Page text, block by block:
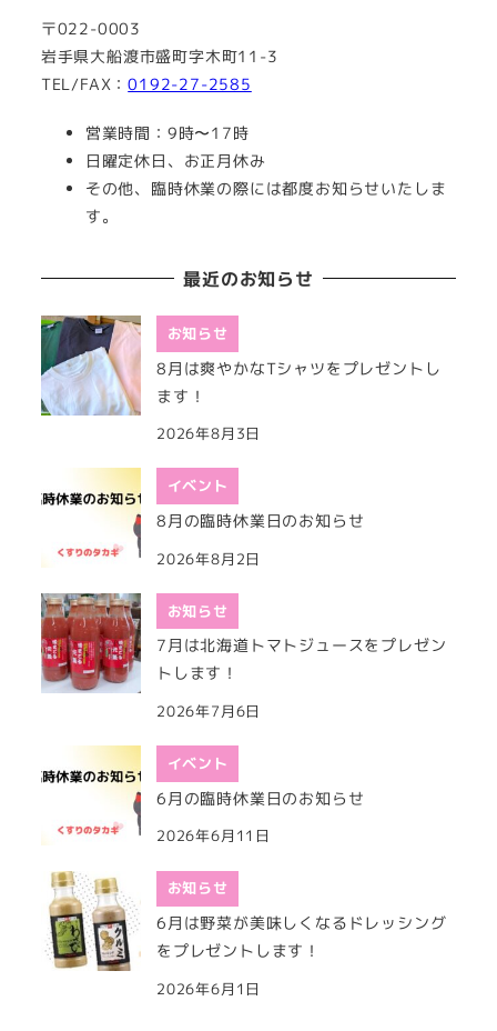
〒022-0003
岩手県大船渡市盛町字木町11-3
TEL/FAX：0192-27-2585
営業時間：9時〜17時
日曜定休日、お正月休み
その他、臨時休業の際には都度お知らせいたしま
す。
最近のお知らせ
お知らせ
8月は爽やかなTシャツをプレゼントし
ます！
2026年8月3日
イベント
8月の臨時休業日のお知らせ
2026年8月2日
お知らせ
7月は北海道トマトジュースをプレゼン
トします！
2026年7月6日
イベント
6月の臨時休業日のお知らせ
2026年6月11日
お知らせ
6月は野菜が美味しくなるドレッシング
をプレゼントします！
2026年6月1日